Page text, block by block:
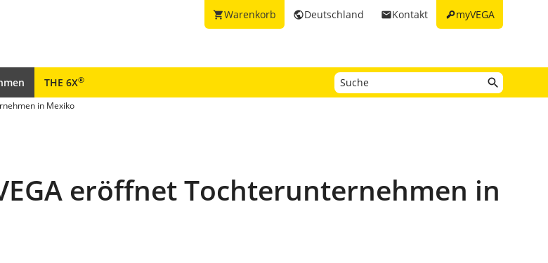
keymyVEGA
emailKontakt
publicDeutschland
shopping_cartWarenkorb
THE 6X®
in Mexiko
eröffnet Tochterunternehmen in